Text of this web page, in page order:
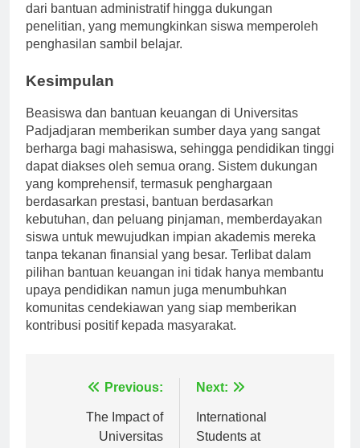
dari bantuan administratif hingga dukungan
penelitian, yang memungkinkan siswa memperoleh
penghasilan sambil belajar.
Kesimpulan
Beasiswa dan bantuan keuangan di Universitas
Padjadjaran memberikan sumber daya yang sangat
berharga bagi mahasiswa, sehingga pendidikan tinggi
dapat diakses oleh semua orang. Sistem dukungan
yang komprehensif, termasuk penghargaan
berdasarkan prestasi, bantuan berdasarkan
kebutuhan, dan peluang pinjaman, memberdayakan
siswa untuk mewujudkan impian akademis mereka
tanpa tekanan finansial yang besar. Terlibat dalam
pilihan bantuan keuangan ini tidak hanya membantu
upaya pendidikan namun juga menumbuhkan
komunitas cendekiawan yang siap memberikan
kontribusi positif kepada masyarakat.
NavigasiPrevious:
The Impact of
Universitas
Next:
International
Students at